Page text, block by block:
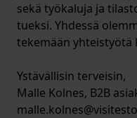
sekä työkaluja ja
tueksi. Yhdessä
tekemään yhteistyötä
Ystävällisin terveisin,
Malle Kolnes, B2B